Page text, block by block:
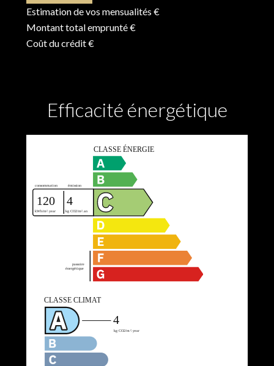
Estimation de vos mensualités €
Montant total emprunté€
Coût du crédit€
Efficacité énergétique